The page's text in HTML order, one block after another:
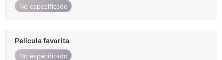
No especificado
Película favorita
No especificado